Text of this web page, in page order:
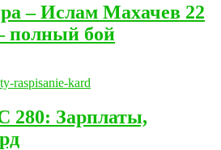
– Ислам Махачев 22
полный бой
280: Зарплаты,